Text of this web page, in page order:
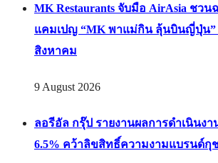
MK Restaurants จับมือ AirAsia ชว
แคมเปญ “MK พาแม่กิน ลุ้นบินญี่ปุ่น”
สิงหาคม
9 August 2026
ลอรีอัล กรุ๊ป รายงานผลการดำเนินงา
6.5% คว้าลิขสิทธิ์ความงามแบรนด์กุ